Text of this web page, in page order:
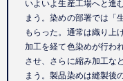
まう。染めの部署では「
もらった。通常は織り上
加工を経て色染めが行わ
させ、さらに縮み加工な
まう。製品染めは縫製後